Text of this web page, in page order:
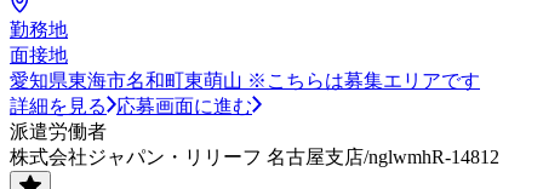
勤務地
面接地
愛知県東海市名和町東萌山 ※こちらは募集エリアです
詳細を見る
応募画面に進む
派遣労働者
株式会社ジャパン・リリーフ 名古屋支店/nglwmhR-14812